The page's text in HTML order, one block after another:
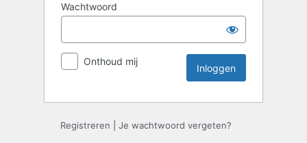
Wachtwoord
Onthoud mij
Registreren Je wachtwoord vergeten?